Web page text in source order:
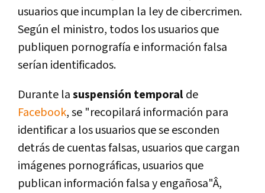
usuarios que incumplan la ley de cibercrimen.
Según el ministro, todos los usuarios que
publiquen pornografí­a e información falsa
serí­an identificados.
Durante lasuspensión temporalde
Facebook, se "recopilará información para
identificar a los usuarios que se esconden
detrás de cuentas falsas, usuarios que cargan
imágenes pornográficas, usuarios que
publican información falsa y engañosa"Â,